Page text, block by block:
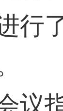
行
指